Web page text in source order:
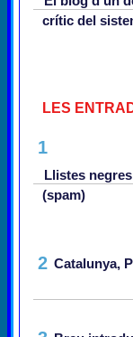
crític del
LES
1
Llistes
(spam)
2 Catalunya,